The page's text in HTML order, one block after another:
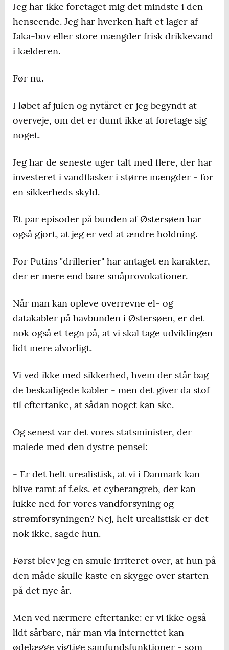
Jeg har ikke foretaget mig det mindste i den
henseende. Jeg har hverken haft et lager af
Jaka-bov eller store mængder frisk drikkevand
i kælderen.
Før nu.
I løbet af julen og nytåret er jeg begyndt at
overveje, om det er dumt ikke at foretage sig
noget.
Jeg har de seneste uger talt med flere, der har
investeret i vandflasker i større mængder - for
en sikkerheds skyld.
Et par episoder på bunden af Østersøen har
også gjort, at jeg er ved at ændre holdning.
For Putins "drillerier" har antaget en karakter,
der er mere end bare småprovokationer.
Når man kan opleve overrevne el- og
datakabler på havbunden i Østersøen, er det
nok også et tegn på, at vi skal tage udviklingen
lidt mere alvorligt.
Vi ved ikke med sikkerhed, hvem der står bag
de beskadigede kabler - men det giver da stof
til eftertanke, at sådan noget kan ske.
Og senest var det vores statsminister, der
malede med den dystre pensel:
- Er det helt urealistisk, at vi i Danmark kan
blive ramt af f.eks. et cyberangreb, der kan
lukke ned for vores vandforsyning og
strømforsyningen? Nej, helt urealistisk er det
nok ikke, sagde hun.
Først blev jeg en smule irriteret over, at hun på
den måde skulle kaste en skygge over starten
på det nye år.
Men ved nærmere eftertanke: er vi ikke også
lidt sårbare, når man via internettet kan
ødelægge vigtige samfundsfunktioner - som